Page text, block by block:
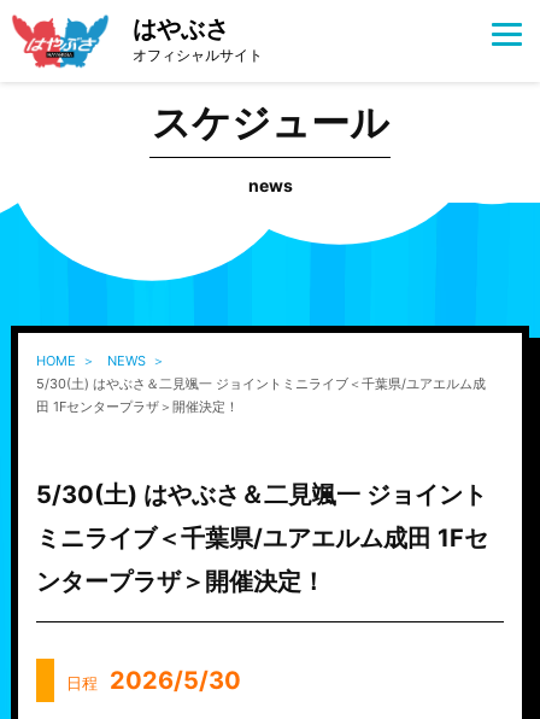
はやぶさ
オフィシャルサイト
スケジュール
news
HOME
NEWS
5/30(土) はやぶさ＆二見颯一 ジョイントミニライブ＜千葉県/ユアエルム成
田 1Fセンタープラザ＞開催決定！
5/30(土) はやぶさ＆二見颯一 ジョイント
ミニライブ＜千葉県/ユアエルム成田 1Fセ
ンタープラザ＞開催決定！
日程 2026/5/30